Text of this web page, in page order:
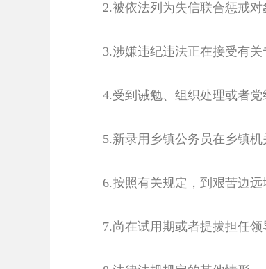
2.被依法列为失信联合惩戒对
3.涉嫌违纪违法正在接受有
4.受到诫勉、组织处理或者
5.新录用乡镇公务员在乡镇机
6.按照有关规定，到艰苦边
7.尚在试用期或者提拔担任领